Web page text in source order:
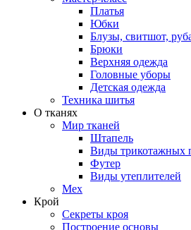
Платья
Юбки
Блузы, свитшот,
Брюки
Верхняя одежда
Головные уборы
Детская одежда
Техника шитья
О тканях
Мир тканей
Штапель
Виды трикотажных
Футер
Виды утеплителей
Мех
Крой
Секреты кроя
Построение основы